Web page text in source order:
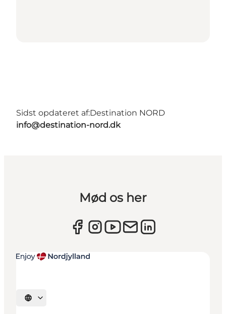
Sidst opdateret af:Destination NORD
info@destination-nord.dk
Mød os her
Vælg sprog